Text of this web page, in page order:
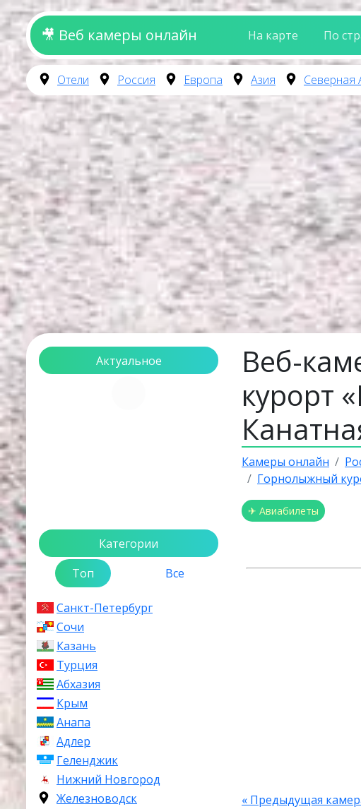
🎥 Веб камеры онлайн На карте По
Отели Россия Европа Азия Северная
Актуальное
Категории
Топ
Все
Санкт-Петербург
Сочи
Казань
Турция
Абхазия
Крым
Анапа
Адлер
Геленджик
Нижний Новгород
Железноводск
Веб-
курорт
Камеры онлайн
Горнолыжный
✈ Авиабилеты
« Предыдущая